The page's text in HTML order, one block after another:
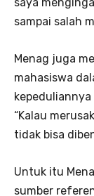
sampai salah
Menag juga
mahasiswa
kepeduliannya
“Kalau
tidak bisa
Untuk itu
sumber